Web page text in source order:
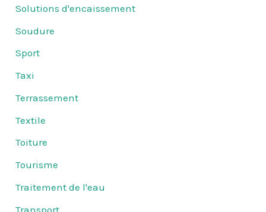
Solutions d'encaissement
Soudure
Sport
Taxi
Terrassement
Textile
Toiture
Tourisme
Traitement de l'eau
Transport